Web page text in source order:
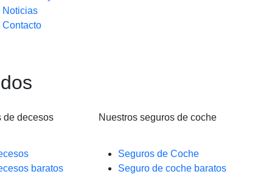
Noticias
Contacto
de decesos
baratos
Nuestros seguros de coche
Seguros de Coche
Seguro de coche baratos